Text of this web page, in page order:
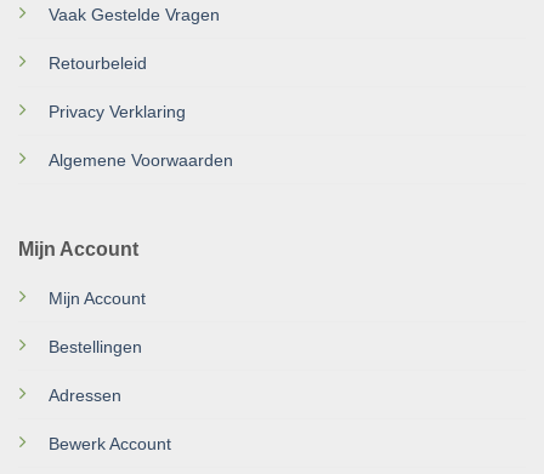
Vaak Gestelde Vragen
Retourbeleid
Privacy Verklaring
Algemene Voorwaarden
Mijn Account
Mijn Account
Bestellingen
Adressen
Bewerk Account